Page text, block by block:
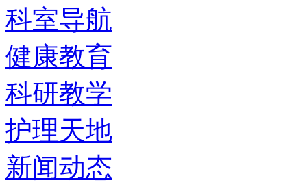
科室导航
健康教育
科研教学
护理天地
新闻动态